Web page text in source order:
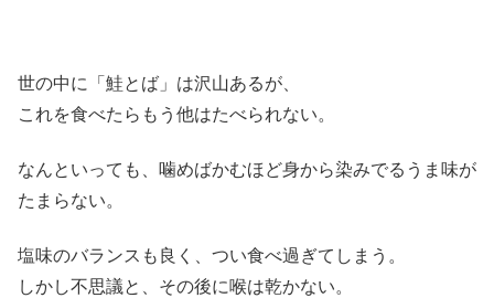
世の中に「鮭とば」は沢山あるが、
これを食べたらもう他はたべられない。
なんといっても、噛めばかむほど身から染みでるうま味が
たまらない。
塩味のバランスも良く、つい食べ過ぎてしまう。
しかし不思議と、その後に喉は乾かない。